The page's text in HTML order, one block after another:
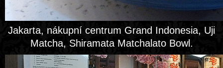
Jakarta, nákupní centrum Grand Indonesia, Uji
Matcha, Shiramata Matchalato Bowl.